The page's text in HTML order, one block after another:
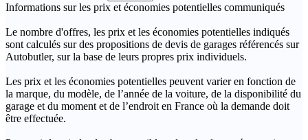
Informations sur les prix et économies potentielles communiqués
Le nombre d'offres, les prix et les économies potentielles indiqués
sont calculés sur des propositions de devis de garages référencés sur
Autobutler, sur la base de leurs propres prix individuels.
Les prix et les économies potentielles peuvent varier en fonction de
la marque, du modèle, de l’année de la voiture, de la disponibilité du
garage et du moment et de l’endroit en France où la demande doit
être effectuée.